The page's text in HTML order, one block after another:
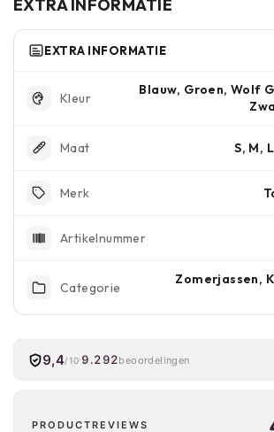
scherpe takken en rotsen.
EXTRA INFORMATIE
EXTRA INFORMATIE
Kleur
Blauw, Groen, Wolf
Maat S, M,
Merk
Artikelnummer
Categorie
Zomerjassen,
9,4/10 9.292beoordelingen
PRODUCTREVIEWS